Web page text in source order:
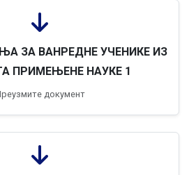
ЗА ВАНРЕДНЕ УЧЕНИКЕ ИЗ
ПРИМЕЊЕНЕ НАУКЕ 1
документ